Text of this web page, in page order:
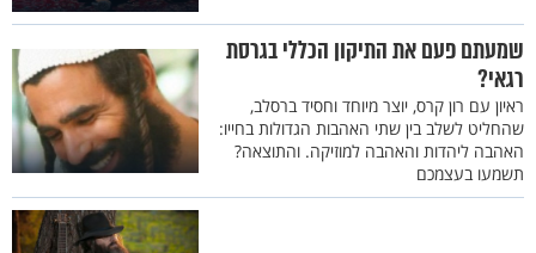
שמעתם פעם את התיקון הכללי בגרסת
רגאי?
ראיון עם רון קרס, יוצר מיוחד וחסיד ברסלב,
שהחליט לשלב בין שתי האהבות הגדולות בחייו:
האהבה ליהדות והאהבה למוזיקה. והתוצאה?
תשמעו בעצמכם